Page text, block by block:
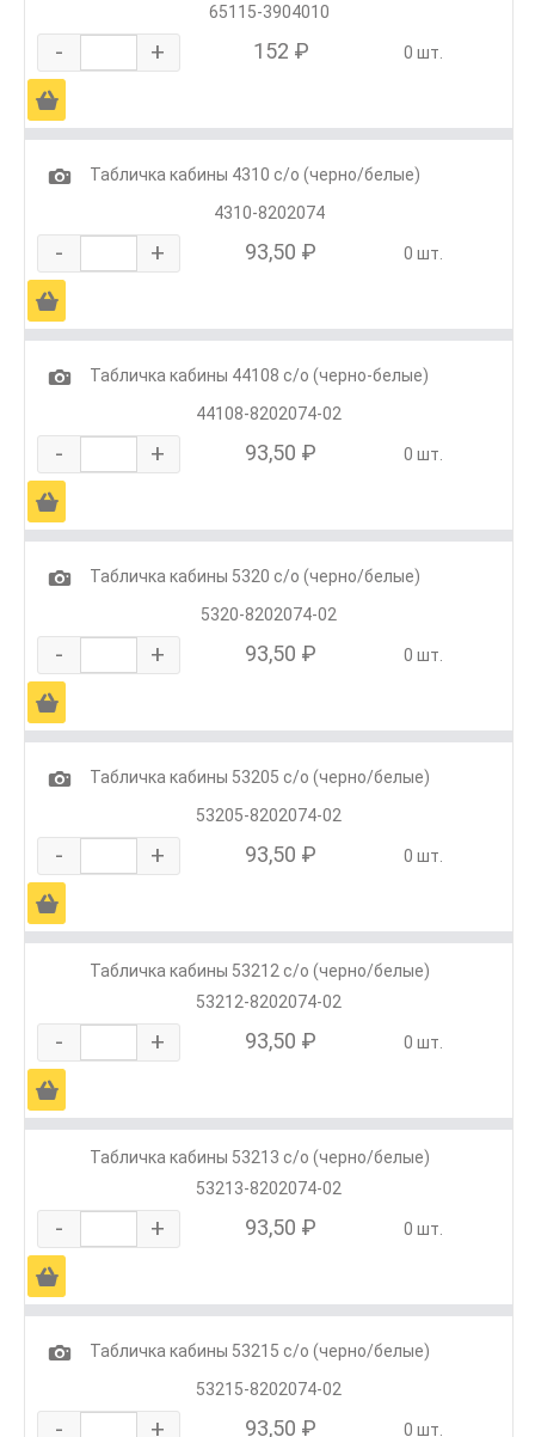
65115-3904010
- + 152 ₽ 0 шт.
Ä
1
Табличка кабины 4310 с/о (черно/белые)
4310-8202074
- + 93,50 ₽ 0 шт.
Ä
1
Табличка кабины 44108 с/о (черно-белые)
44108-8202074-02
- + 93,50 ₽ 0 шт.
Ä
1
Табличка кабины 5320 с/о (черно/белые)
5320-8202074-02
- + 93,50 ₽ 0 шт.
Ä
1
Табличка кабины 53205 с/о (черно/белые)
53205-8202074-02
- + 93,50 ₽ 0 шт.
Ä
Табличка кабины 53212 с/о (черно/белые)
53212-8202074-02
- + 93,50 ₽ 0 шт.
Ä
Табличка кабины 53213 с/о (черно/белые)
53213-8202074-02
- + 93,50 ₽ 0 шт.
Ä
1
Табличка кабины 53215 с/о (черно/белые)
53215-8202074-02
- + 93,50 ₽ 0 шт.